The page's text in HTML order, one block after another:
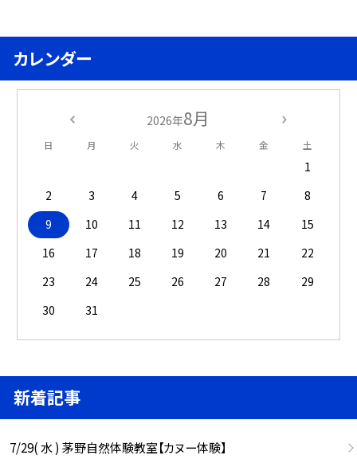
カレンダー
2026年8月
日 月 火 水 木 金 土
1
2
3 4 5 6 7
8
9
10 11 12 13 14
15
16
17 18 19 20 21
22
23
24 25 26 27 28
29
30
31
新着記事
7/29( 水 ) 茅野自然体験教室【カヌー体験】